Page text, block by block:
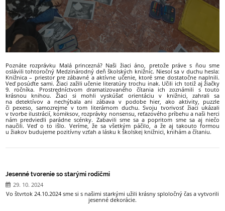
Poznáte rozprávku Malá princezná? Naši žiaci áno, pretože práve s ňou sme
oslávili tohtoročný Medzinárodný deň školských knižníc. Niesol sa v duchu hesla:
Knižnica – priestor pre zábavné a aktívne učenie, ktoré sme dostatočne naplnili.
Veď posúďte sami. Žiaci zažili učenie literatúry trochu inak. Učili ich totiž aj žiačky
9. ročníka. Prostredníctvom dramatizovaného čítania ich zoznámili s touto
krásnou knihou. Žiaci si mohli vyskúšať orientáciu v knižnici, zahrali sa
na detektívov a nechýbala ani zábava v podobe hier, ako aktivity, puzzle
či pexeso, samozrejme v tom literárnom duchu. Svoju tvorivosť žiaci ukázali
v tvorbe ilustrácií, komiksov, rozprávky nonsensu, reťazového príbehu a naši herci
nám predviedli parádne scénky. Zabavili sme sa a popritom sme sa aj niečo
naučili. Veď o to išlo. Veríme, že sa všetkým páčilo, a že aj takouto formou
u žiakov budujeme pozitívny vzťah a lásku k školskej knižnici, knihám a čítaniu.
Jesenné tvorenie so starými rodičmi
29. 10. 2024
Vo štvrtok 24.10.2024 sme si s našimi starkými užili krásny sploločný čas a vytvorili
jesenné dekorácie.